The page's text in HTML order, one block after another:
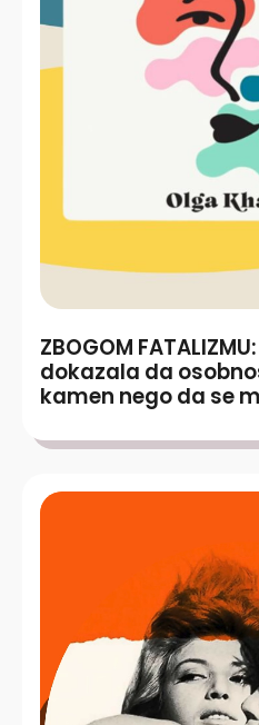
ZBOGOM
dokazala da
kamen nego da se